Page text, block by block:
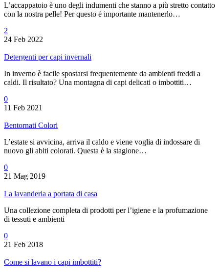
L’accappatoio è uno degli indumenti che stanno a più stretto contatto
con la nostra pelle! Per questo è importante mantenerlo…
2
24 Feb 2022
Detergenti per capi invernali
In inverno è facile spostarsi frequentemente da ambienti freddi a
caldi. Il risultato? Una montagna di capi delicati o imbottiti…
0
11 Feb 2021
Bentornati Colori
L’estate si avvicina, arriva il caldo e viene voglia di indossare di
nuovo gli abiti colorati. Questa è la stagione…
0
21 Mag 2019
La lavanderia a portata di casa
Una collezione completa di prodotti per l’igiene e la profumazione
di tessuti e ambienti
0
21 Feb 2018
Come si lavano i capi imbottiti?